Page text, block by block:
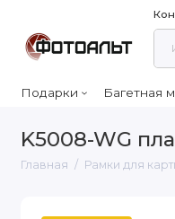
Подарки Багетная
K5008-WG
Главная Рамки для